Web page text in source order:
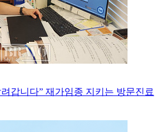
갑니다” 재가임종 지키는 방문진료